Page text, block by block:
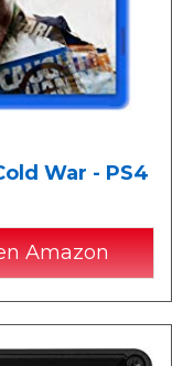
War - PS4
Amazon